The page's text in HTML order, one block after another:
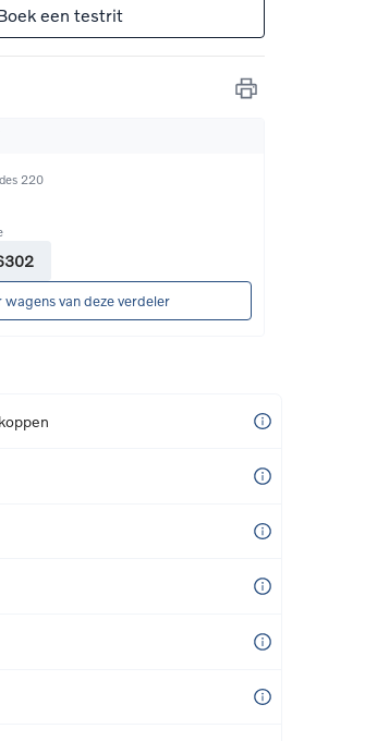
een testrit
220
wagens van deze verdeler